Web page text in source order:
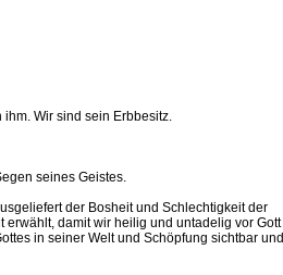
Wir sind sein Erbbesitz.
seines Geistes.
der Bosheit und Schlechtigkeit der
erwählt, damit wir heilig und untadelig vor Gott
in seiner Welt und Schöpfung sichtbar und